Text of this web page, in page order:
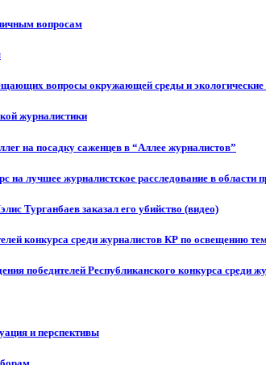
вопросам
вопросы окружающей среды и
журналистики
на посадку саженцев в “Аллее журналистов”
лучшее журналистское расследование в области
Турганбаев заказал его убийство (видео)
конкурса среди журналистов КР по освещению
победителей Республиканского конкурса среди
и перспективы